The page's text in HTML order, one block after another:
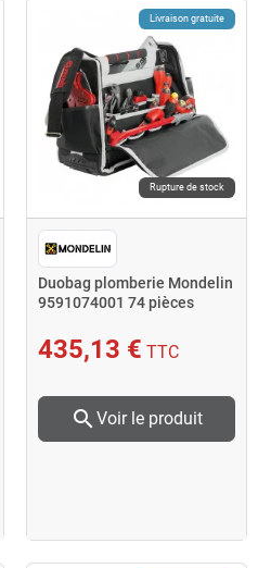
Livraison gratuite
Rupture de stock
Duobag plomberie Mondelin
9591074001 74 pièces
435,13 € TTC
search Voir le produit